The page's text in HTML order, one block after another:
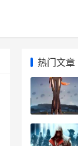
热门文章